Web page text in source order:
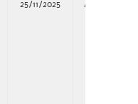
25/11/2025 Adjudicación